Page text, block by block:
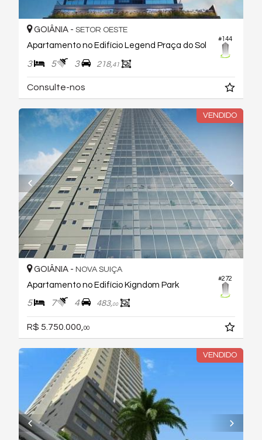
#144
GOIÂNIA - SETOR OESTE
Apartamento no Edifício Legend Praça do Sol
3 5 3 218,41
Consulte-nos
VENDIDO
#272
GOIÂNIA - NOVA SUIÇA
Apartamento no Edifício Kigndom Park
5 7 4 483,00
R$ 5.750.000, 00
VENDIDO